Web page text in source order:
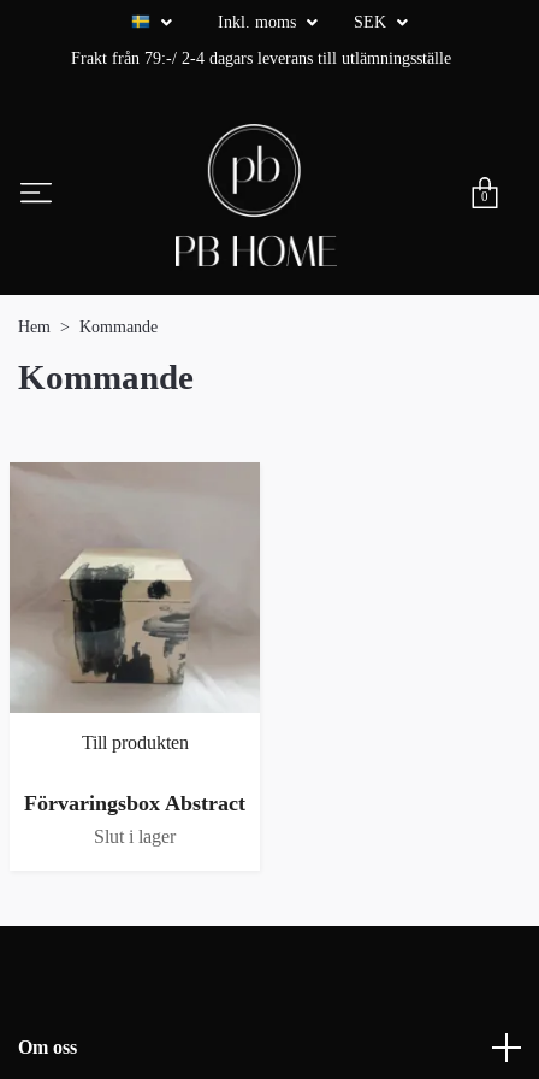
Inkl. moms
SEK
Frakt från 79:-/ 2-4 dagars leverans till utlämningsställe
0
Hem Kommande
Kommande
Till produkten
Förvaringsbox Abstract
Slut i lager
Om oss